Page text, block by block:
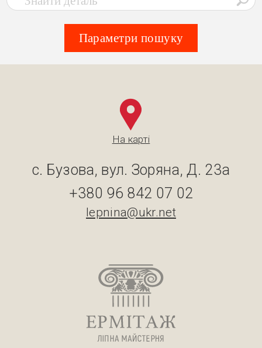
Параметри пошуку
На карті
с. Бузова, вул. Зоряна, Д. 23а
+380 96 842 07 02
lepnina@ukr.net